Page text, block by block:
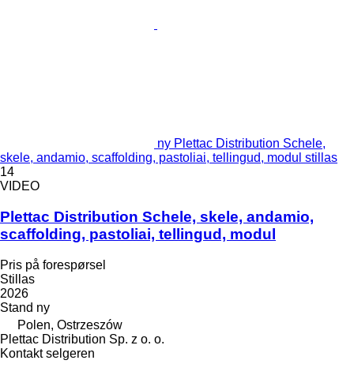
ny Plettac Distribution Schele,
skele, andamio, scaffolding, pastoliai, tellingud, modul stillas
14
VIDEO
Plettac Distribution Schele, skele, andamio,
scaffolding, pastoliai, tellingud, modul
Pris på forespørsel
Stillas
2026
Stand ny
Polen, Ostrzeszów
Plettac Distribution Sp. z o. o.
Kontakt selgeren